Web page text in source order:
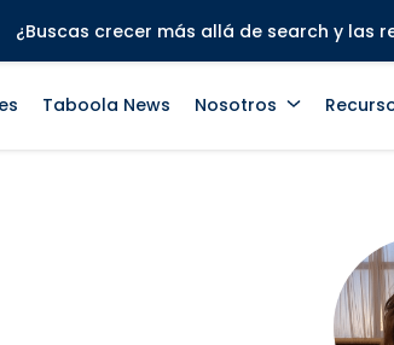
¿Buscas crecer más allá de search y las
Taboola News Nosotros